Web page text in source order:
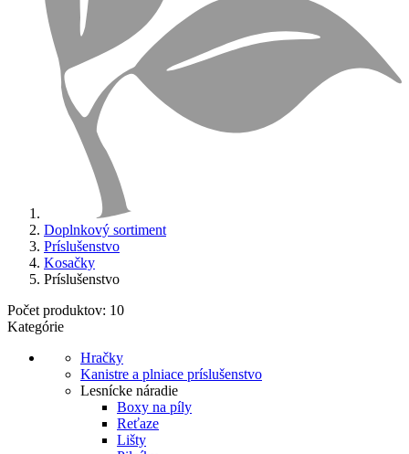
Doplnkový sortiment
Príslušenstvo
Kosačky
Príslušenstvo
Počet produktov: 10
Kategórie
Hračky
Kanistre a plniace príslušenstvo
Lesnícke náradie
Boxy na píly
Reťaze
Lišty